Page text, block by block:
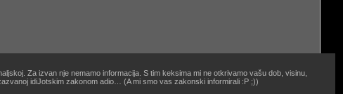
Za izvan nje nemamo informacija. S tim keksima mi ne otkrivamo vašu dob, visinu,
idiJotskim zakonom adio… (A mi smo vas zakonski informirali :P ;))